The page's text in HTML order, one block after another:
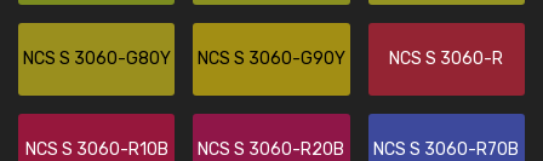
NCS S 3060-G80Y NCS S 3060-G90Y NCS S 3060-R
NCS S 3060-R10B NCS S 3060-R20B NCS S 3060-R70B